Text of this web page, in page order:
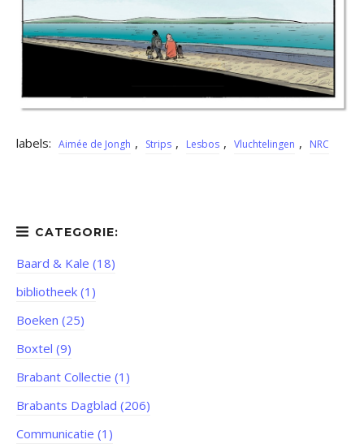
labels: Aimée de Jongh , Strips , Lesbos , Vluchtelingen , NRC
Baard & Kale (18)
bibliotheek (1)
Boeken (25)
Boxtel (9)
Brabant Collectie (1)
Brabants Dagblad (206)
Communicatie (1)